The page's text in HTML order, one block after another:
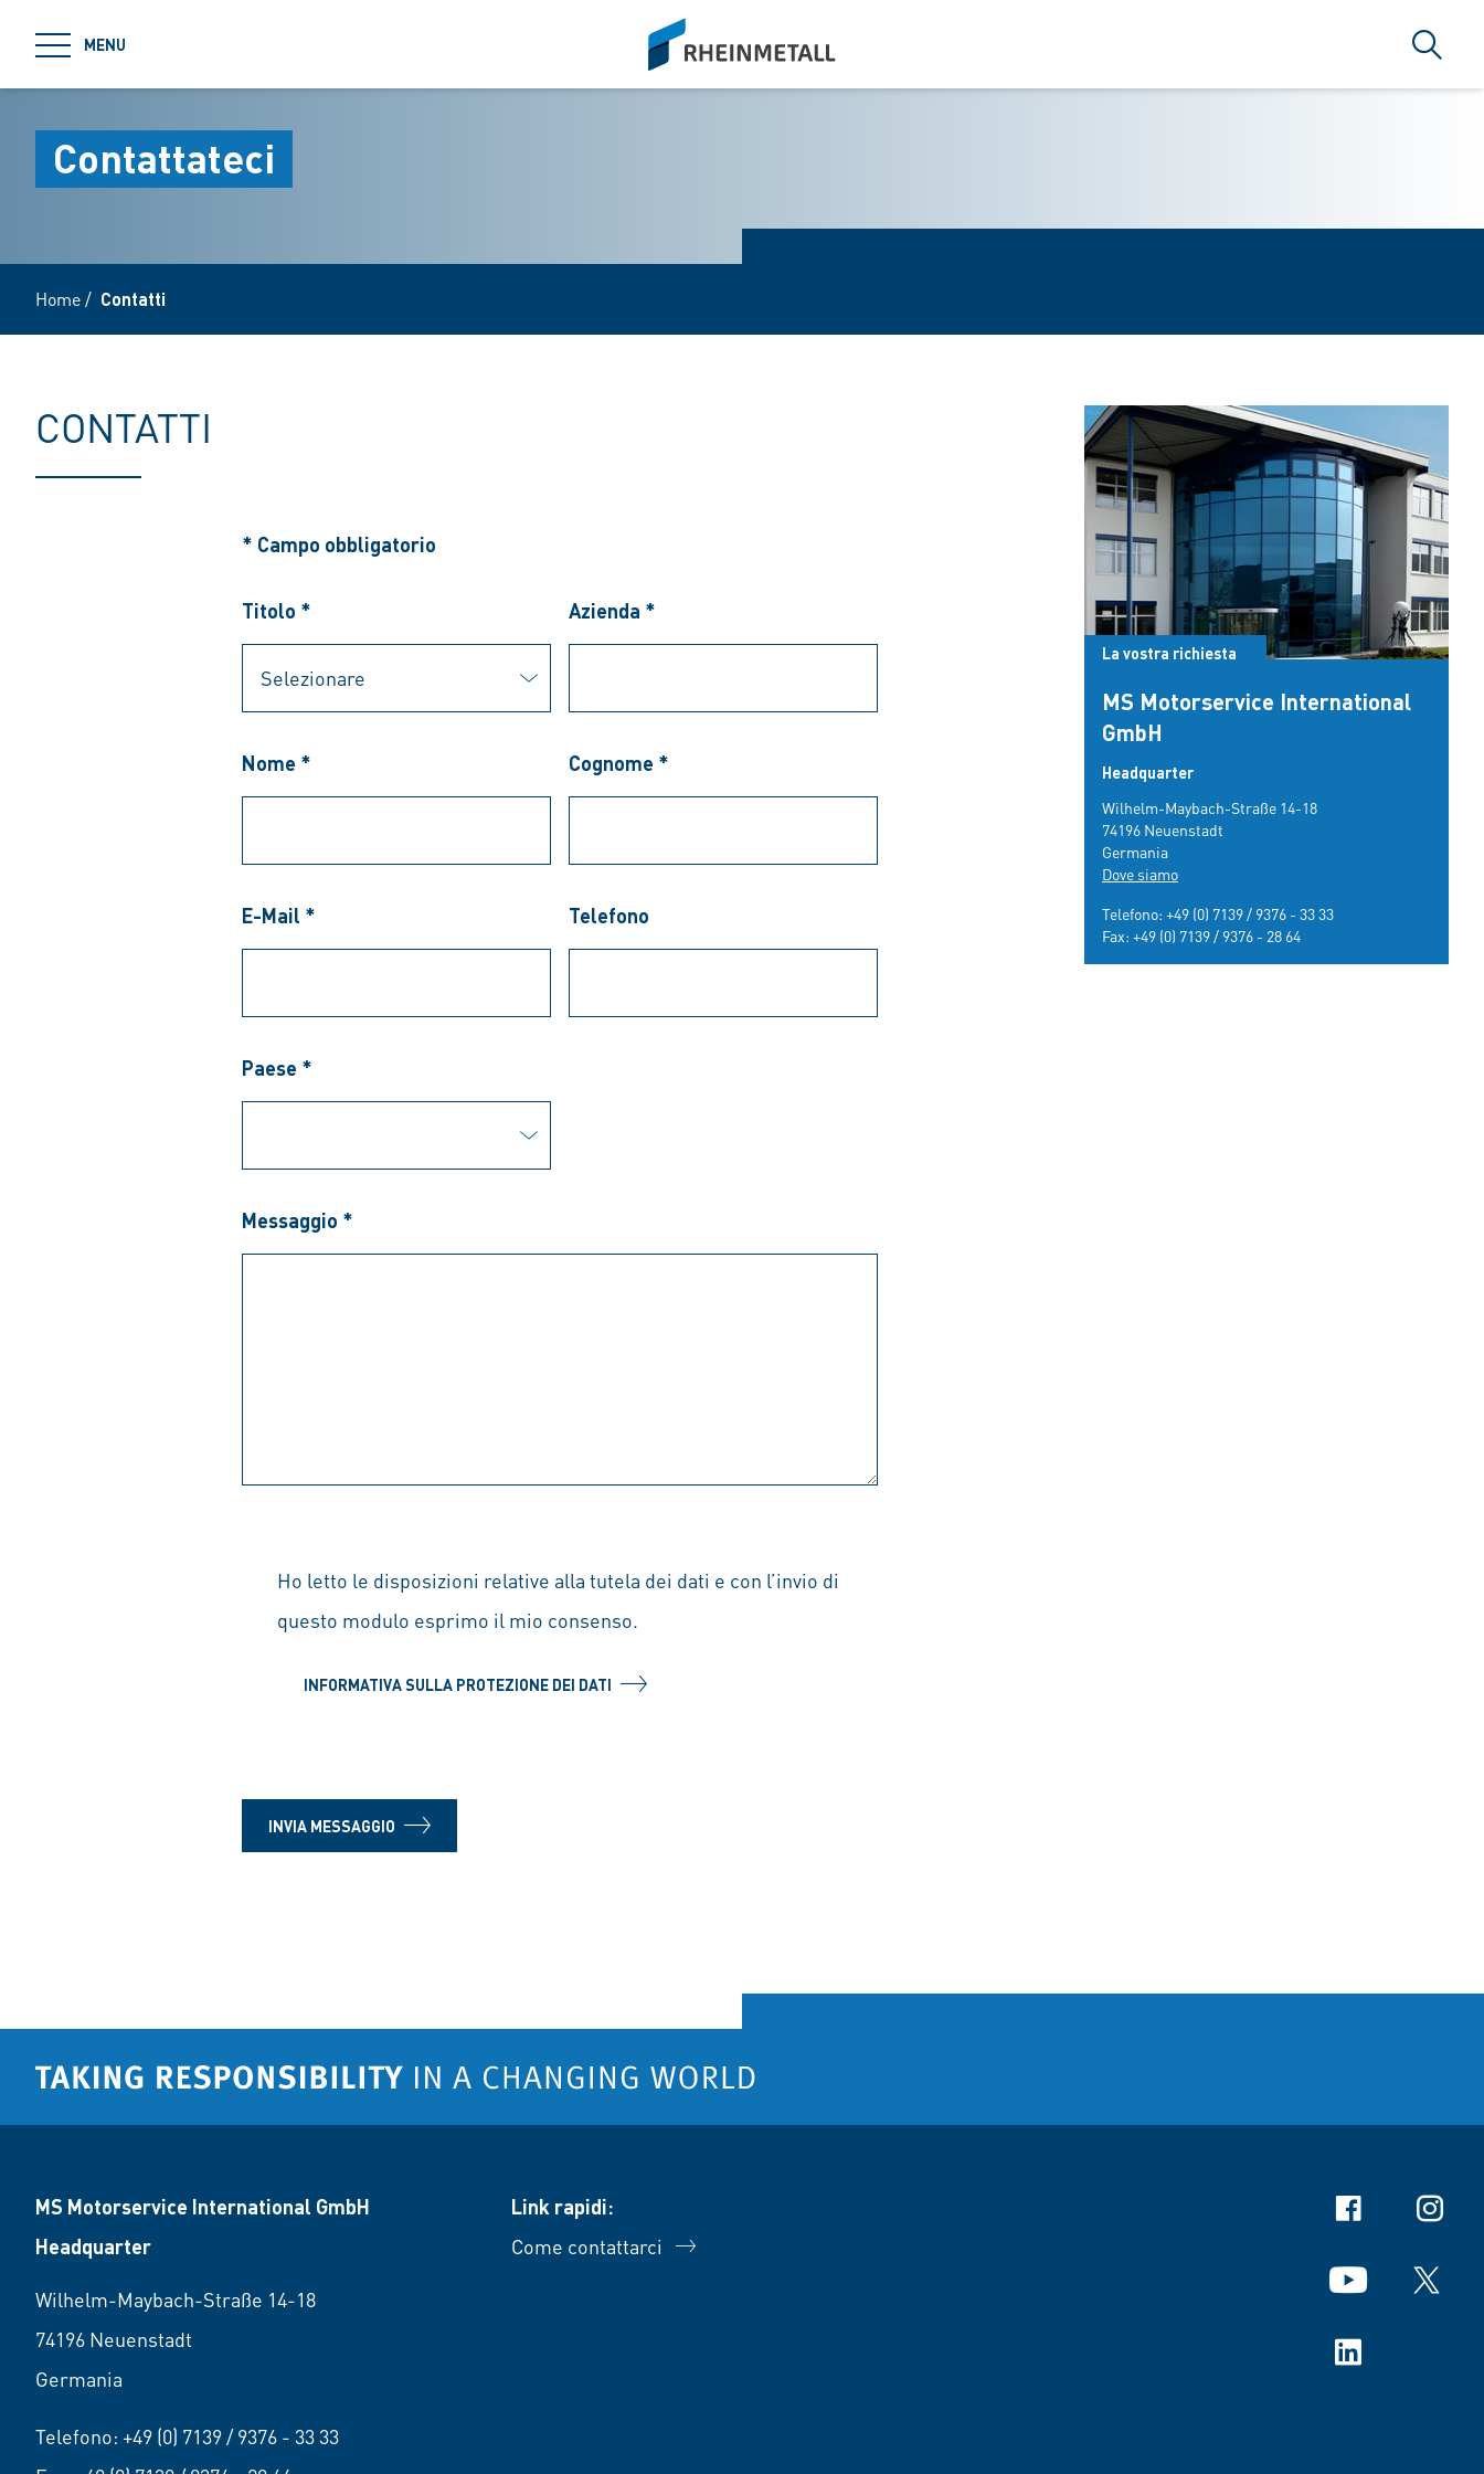
MENU
siteLogo
Ricerca
Contattateci
Home/ Contatti
CONTATTI
La vostra richiesta
MS Motorservice International
GmbH
Headquarter
Wilhelm-Maybach-Straße 14-18
74196 Neuenstadt
Germania
Dove siamo
Telefono: +49 (0) 7139 / 9376 - 33 33
Fax: +49 (0) 7139 / 9376 - 28 64
* Campo obbligatorio
Titolo * Azienda *
Nome * Cognome *
E-Mail * Telefono
Paese *
Messaggio *
Ho letto le disposizioni relative alla tutela dei dati e con l’invio di
questo modulo esprimo il mio consenso.
INFORMATIVA SULLA PROTEZIONE DEI DATI
INVIA MESSAGGIO
MS Motorservice International GmbH
Headquarter
Wilhelm-Maybach-Straße 14-18
74196 Neuenstadt
Germania
Telefono: +49 (0) 7139 / 9376 - 33 33
Link rapidi:
Come contattarci
Facebook
YouTube X
Linkedin